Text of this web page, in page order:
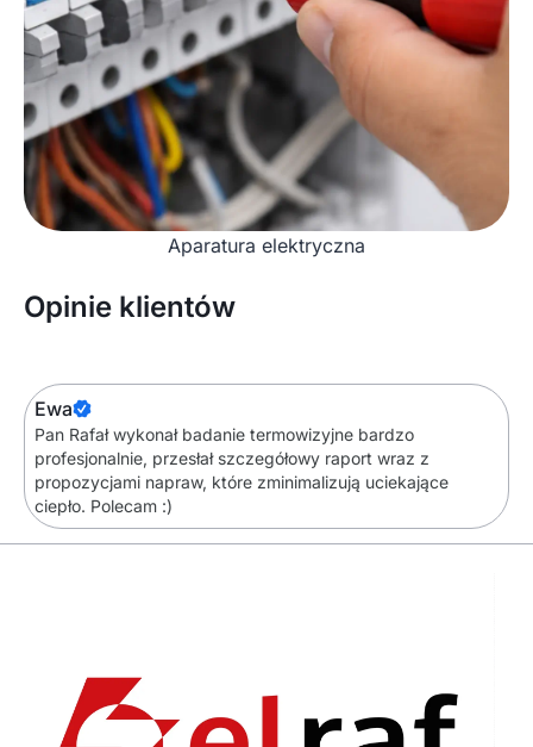
Aparatura elektryczna
Opinie klientów
Ewa
Pan Rafał wykonał badanie termowizyjne bardzo
profesjonalnie, przesłał szczegółowy raport wraz z
propozycjami napraw, które zminimalizują uciekające
ciepło. Polecam :)